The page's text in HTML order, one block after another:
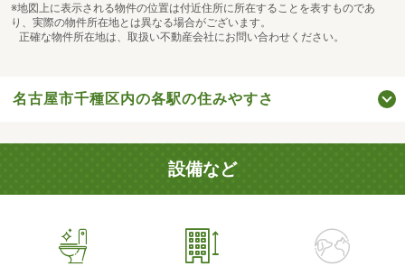
※地図上に表示される物件の位置は付近住所に所在することを表すものであ
り、実際の物件所在地とは異なる場合がございます。
正確な物件所在地は、取扱い不動産会社にお問い合わせください。
名古屋市千種区内の各駅の住みやすさ
設備など